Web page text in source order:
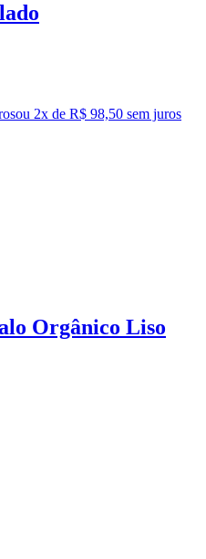
ou 2x de R$ 98,50 sem juros
Orgânico Liso